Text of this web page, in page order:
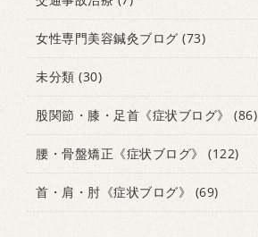
女性専門美容鍼灸ブログ (73)
未分類 (30)
股関節・膝・足首《症状ブログ》 (86)
腰・骨盤矯正《症状ブログ》 (122)
首・肩・肘《症状ブログ》 (69)